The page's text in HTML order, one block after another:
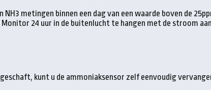
metingen binnen een dag van een waarde boven de
24 uur in de buitenlucht te hangen met de stroom
kunt u de ammoniaksensor zelf eenvoudig